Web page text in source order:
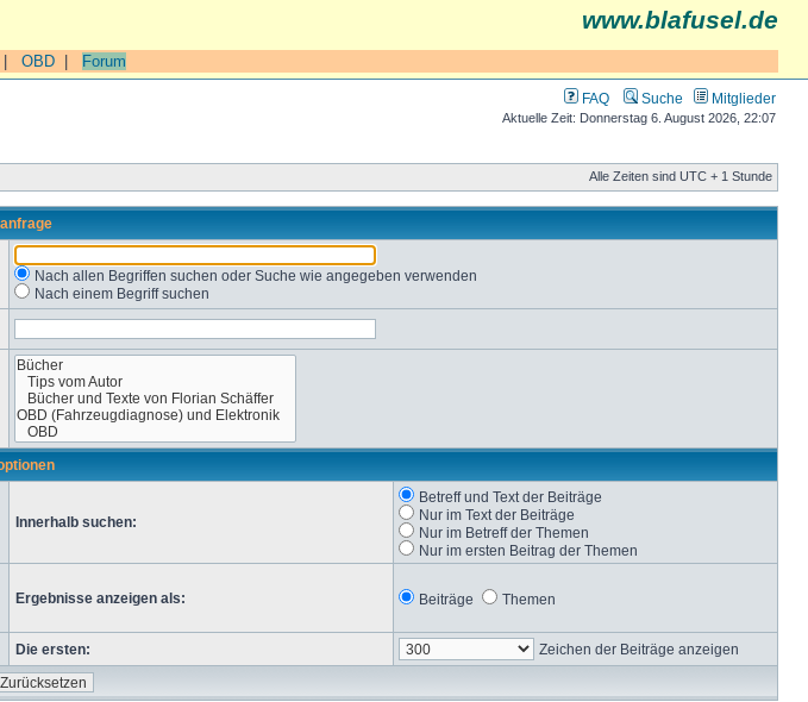
www.blafusel.de
OBD Forum
FAQ Suche Mitglieder
Aktuelle Zeit: Donnerstag 6. August 2026, 22:07
Alle Zeiten sind UTC + 1 Stunde
Nach allen Begriffen suchen oder Suche wie angegeben verwenden
Nach einem Begriff suchen
Innerhalb suchen:
Betreff und Text der Beiträge
Nur im Text der Beiträge
Nur im Betreff der Themen
Nur im ersten Beitrag der Themen
Ergebnisse anzeigen als: Beiträge Themen
Die ersten: Zeichen der Beiträge anzeigen